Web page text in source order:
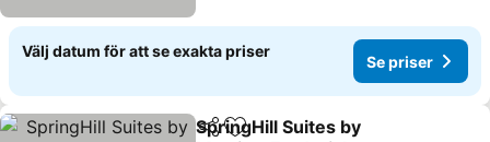
Välj datum för att se exakta priser
Se priser
Dela
SpringHill Suites by